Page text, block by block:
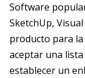
Software
SketchUp,
producto para la
aceptar una
establecer un